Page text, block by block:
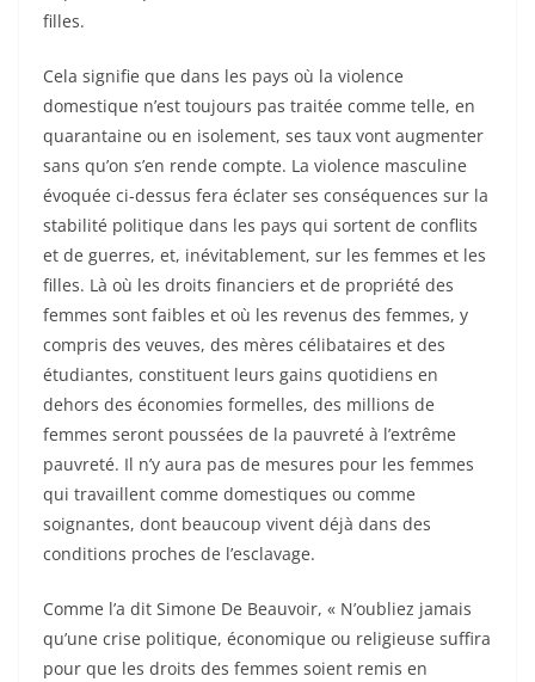
filles.
Cela signifie que dans les pays où la violence
domestique n’est toujours pas traitée comme telle, en
quarantaine ou en isolement, ses taux vont augmenter
sans qu’on s’en rende compte. La violence masculine
évoquée ci-dessus fera éclater ses conséquences sur la
stabilité politique dans les pays qui sortent de conflits
et de guerres, et, inévitablement, sur les femmes et les
filles. Là où les droits financiers et de propriété des
femmes sont faibles et où les revenus des femmes, y
compris des veuves, des mères célibataires et des
étudiantes, constituent leurs gains quotidiens en
dehors des économies formelles, des millions de
femmes seront poussées de la pauvreté à l’extrême
pauvreté. Il n’y aura pas de mesures pour les femmes
qui travaillent comme domestiques ou comme
soignantes, dont beaucoup vivent déjà dans des
conditions proches de l’esclavage.
Comme l’a dit Simone De Beauvoir, « N’oubliez jamais
qu’une crise politique, économique ou religieuse suffira
pour que les droits des femmes soient remis en